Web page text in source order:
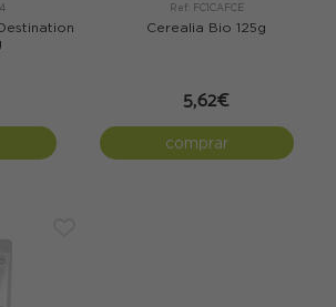
Ref: FC1CAFCE
Cerealia Bio 125g
5,62€
comprar